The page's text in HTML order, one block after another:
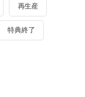
再生産
特典終了